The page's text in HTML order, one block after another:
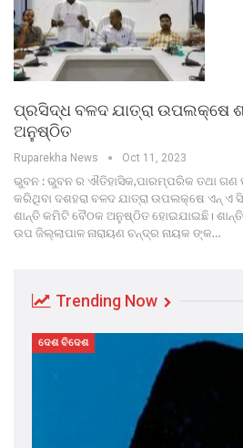
ପ୍ରସିଦ୍ଧ ବଳଦ ଯାତ୍ରା ଉପଲକ୍ଷେ
ଅନୁଷ୍ଠିତ
Ruparekha News Oct 11, 2023
ଭୁବନ : ଭୁବନ ର ଐତିହାସିକ,ପାରମ୍ପରିକ ତଥା ଗଣ
କରିଥିବା ଦଶହରା ବଳଦ ଯାତ୍ରା ଉପଲକ୍ଷେ ଏନ୍ ଏ
ଶାନ୍ତି କମିଟି ବୈଠକ ଅନୁଷ୍ଠିତ ହୋଇଯାଇଛି।
ଉପ ଜିଲ୍ଲାପାଳ ନାରାୟଣ ଚନ୍ଦ୍ର ନାୟକ ଙ୍କ…
Trending Now
ଦେଶ ବିଦେଶ